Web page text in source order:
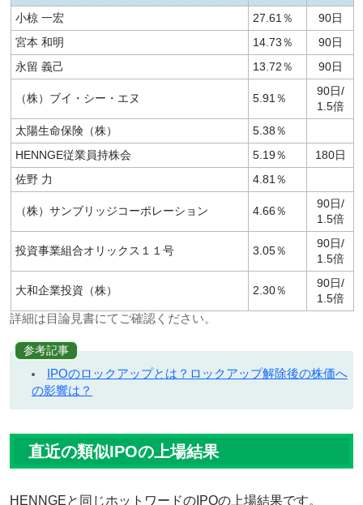
小椋 一宏 27.61％
90日
宮本 和明
14.73％
90日
永留 義己
13.72％ 90日
（株）ブイ・シー・エヌ 5.91％
90日/
1.5倍
太陽生命保険（株）
5.38％
HENNGE従業員持株会
5.19％
180日
佐野 力
4.81％
（株）サンブリッジコーポレーション 4.66％
90日/
1.5倍
投資事業組合オリックス１１号 3.05％
90日/
1.5倍
大和企業投資（株） 2.30％
90日/
1.5倍
詳細は目論見書にてご確認ください。
参考記事
IPOのロックアップとは？ロックアップ解除後の株価へ
の影響は？
直近の類似IPOの上場結果
HENNGEと同じホットワードのIPOの上場結果です。